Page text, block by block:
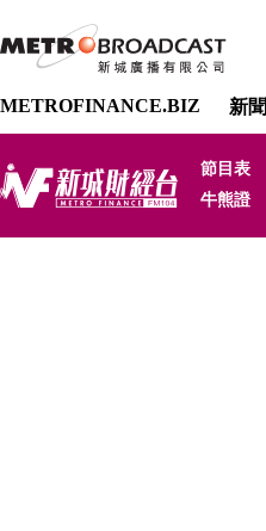
METROFINANCE.BIZ 新聞
節目表
牛熊證